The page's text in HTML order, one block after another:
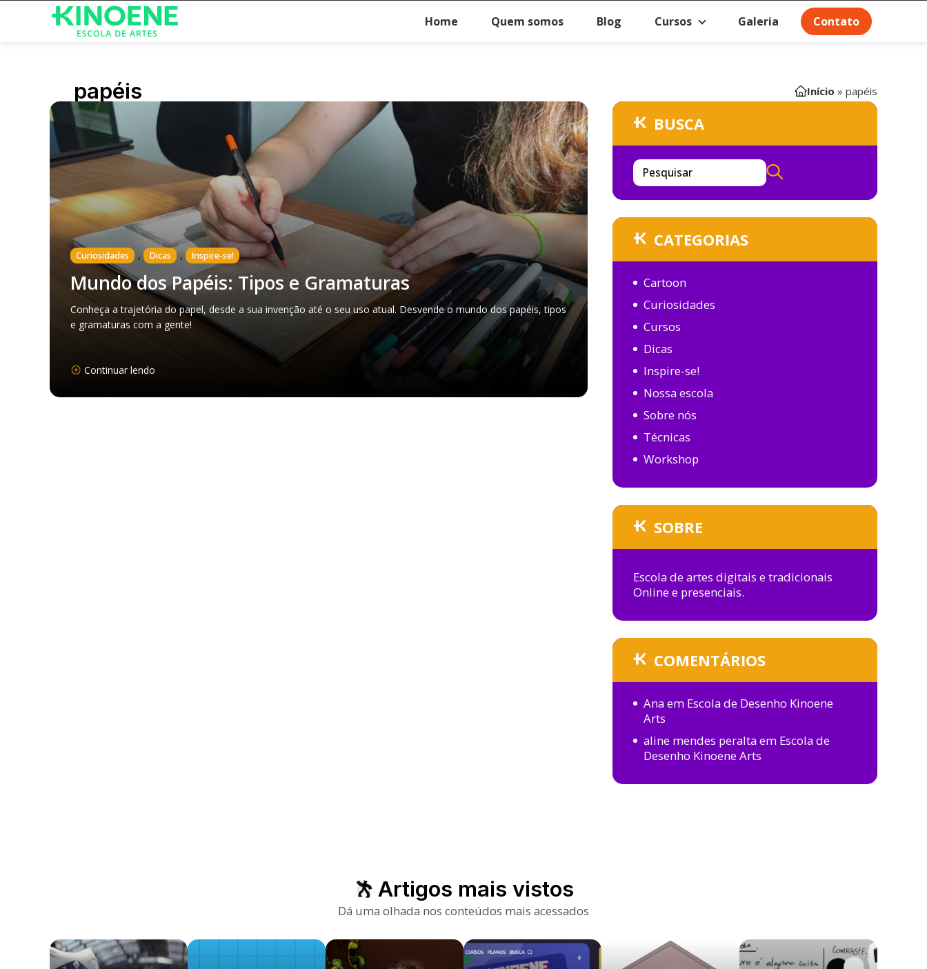
Home Quem somos Blog Cursos Galeria Contato
papéis Início » papéis
Curiosidades , Dicas , Inspire-se!
Mundo dos Papéis: Tipos e Gramaturas
Conheça a trajetória do papel, desde a sua invenção até o seu uso atual. Desvende o mundo dos papéis, tipos
e gramaturas com a gente!
Continuar lendo
BUSCA
Pesquisar
CATEGORIAS
Cartoon
Curiosidades
Cursos
Dicas
Inspire-se!
Nossa escola
Sobre nós
Técnicas
Workshop
SOBRE
Escola de artes digitais e tradicionais
Online e presenciais.
COMENTÁRIOS
Anaem Escola de Desenho Kinoene
Arts
aline mendes peraltaem Escola de
Desenho Kinoene Arts
Artigos mais vistos
Dá uma olhada nos conteúdos mais acessados